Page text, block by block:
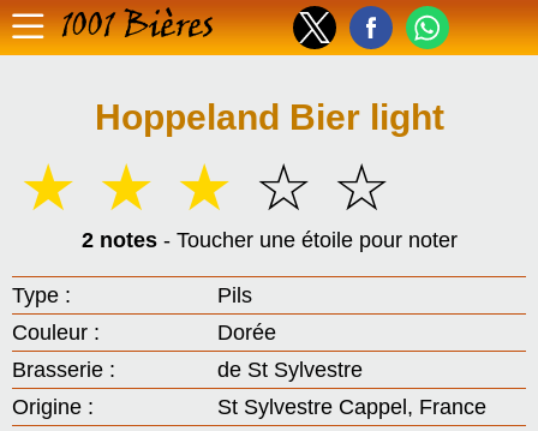
1001 Bières
Hoppeland Bier light
☆
☆
☆
☆
☆
2 notes- Toucher une étoile pour noter
Type :
Pils
Couleur :
Dorée
Brasserie :
de St Sylvestre
Origine :
St Sylvestre Cappel, France